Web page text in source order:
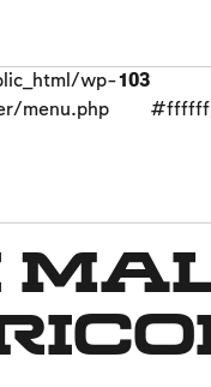
wp-
menu.php
103